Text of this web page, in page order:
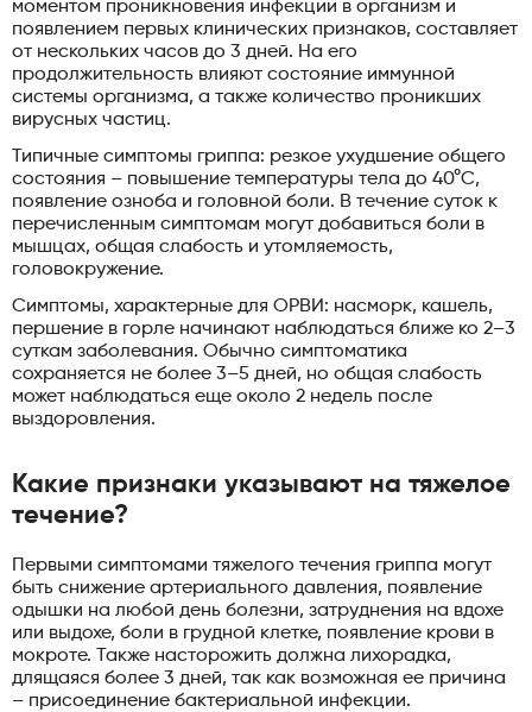
моментом проникновения инфекции в организм и
появлением первых клинических признаков, составляет
от нескольких часов до 3 дней. На его
продолжительность влияют состояние иммунной
системы организма, а также количество проникших
вирусных частиц.
Типичные симптомы гриппа: резкое ухудшение общего
состояния – повышение температуры тела до 40°C,
появление озноба и головной боли. В течение суток к
перечисленным симптомам могут добавиться боли в
мышцах, общая слабость и утомляемость,
головокружение.
Симптомы, характерные для ОРВИ: насморк, кашель,
першение в горле начинают наблюдаться ближе ко 2–3
суткам заболевания. Обычно симптоматика
сохраняется не более 3–5 дней, но общая слабость
может наблюдаться еще около 2 недель после
выздоровления.
Какие признаки указывают на тяжелое
течение?
Первыми симптомами тяжелого течения гриппа могут
быть снижение артериального давления, появление
одышки на любой день болезни, затруднения на вдохе
или выдохе, боли в грудной клетке, появление крови в
мокроте. Также насторожить должна лихорадка,
длящаяся более 3 дней, так как возможная ее причина
– присоединение бактериальной инфекции.